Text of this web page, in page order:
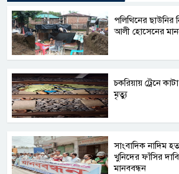
পলিথিনের ছাউনির
আলী হোসেনের
চকরিয়ায় ট্রেনে
মৃত্যু
সাংবাদিক নাদিম
খুনিদের ফাঁসির
মানববন্ধন